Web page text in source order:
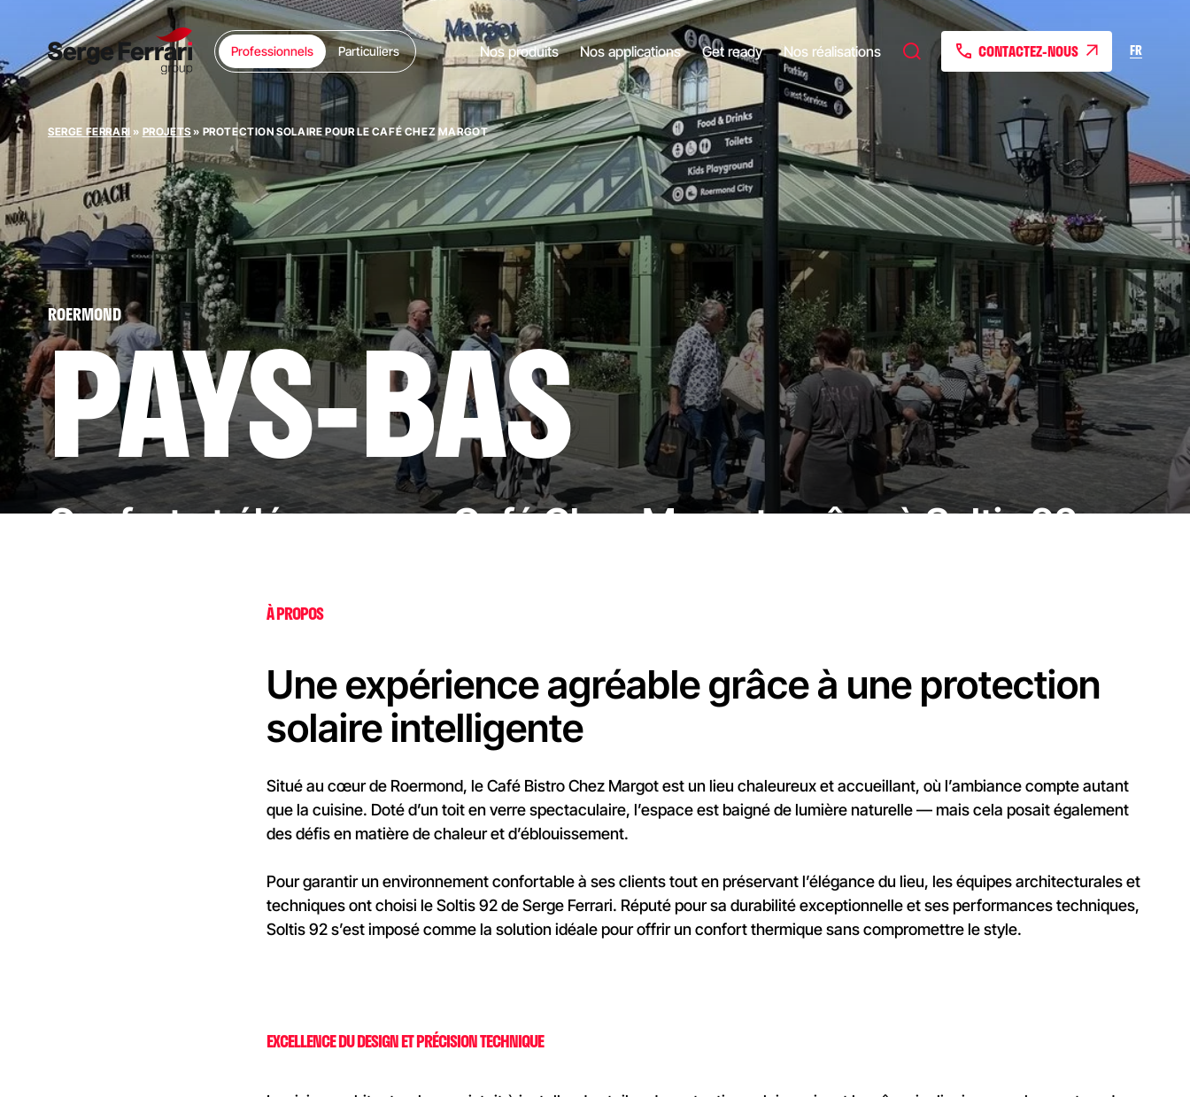
Professionnels Particuliers Nos produits Nos applications Get ready Nos réalisations CONTACTEZ-NOUS FR
SERGE FERRARI » PROJETS» PROTECTION SOLAIRE POUR LE CAFÉ CHEZ MARGOT
ROERMOND
PAYS-BAS
Confort et élégance au Café Chez Margot, grâce à Soltis 92
À PROPOS
Une expérience agréable grâce à une protection
solaire intelligente
Situé au cœur de Roermond, le Café Bistro Chez Margot est un lieu chaleureux et accueillant, où l’ambiance compte autant
que la cuisine. Doté d’un toit en verre spectaculaire, l’espace est baigné de lumière naturelle — mais cela posait également
des défis en matière de chaleur et d’éblouissement.
Pour garantir un environnement confortable à ses clients tout en préservant l’élégance du lieu, les équipes architecturales et
techniques ont choisi le Soltis 92 de Serge Ferrari. Réputé pour sa durabilité exceptionnelle et ses performances techniques,
Soltis 92 s’est imposé comme la solution idéale pour offrir un confort thermique sans compromettre le style.
EXCELLENCE DU DESIGN ET PRÉCISION TECHNIQUE